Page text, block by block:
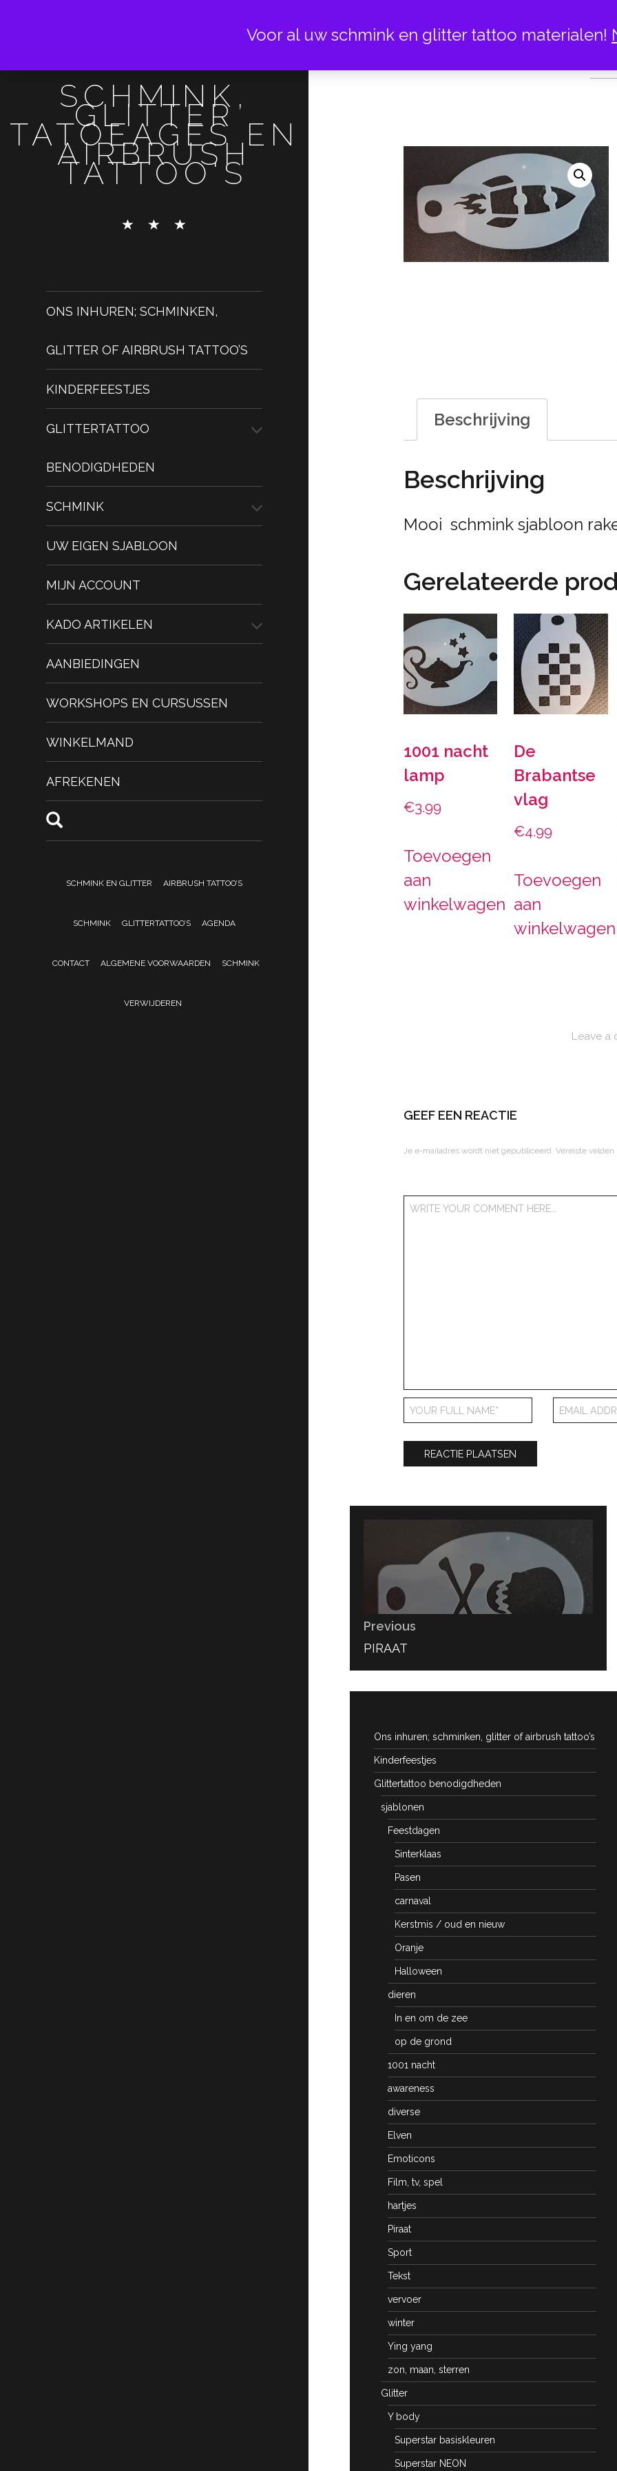
SCHMINK,
GLITTER
TATOEAGES EN
AIRBRUSH
TATTOO'S
ONS INHUREN; SCHMINKEN,
GLITTER OF AIRBRUSH TATTOO’S
KINDERFEESTJES
GLITTERTATTOO
BENODIGDHEDEN
SCHMINK
UW EIGEN SJABLOON
MIJN ACCOUNT
KADO ARTIKELEN
AANBIEDINGEN
WORKSHOPS EN CURSUSSEN
WINKELMAND
AFREKENEN
SCHMINK EN GLITTER AIRBRUSH TATTOO’S
SCHMINK GLITTERTATTOO’S AGENDA
CONTACT ALGEMENE VOORWAARDEN SCHMINK
VERWIJDEREN
Beschrijving
Beschrijving
Mooi schmink sjabloon
Gerelateerde
1001 nacht
lamp
€3.99
Toevoegen
aan
winkelwagen
De
Brabantse
vlag
€4.99
Toevoegen
aan
winkelwagen
Leave a
GEEF EEN REACTIE
Je e-mailadres wordt niet gepubliceerd. Vereiste
Bericht
navigatie
Previous
PREVIOUS
PIRAAT
Ons inhuren; schminken, glitter of airbrush tattoo’s
Kinderfeestjes
Glittertattoo benodigdheden
sjablonen
Feestdagen
Sinterklaas
Pasen
carnaval
Kerstmis / oud en nieuw
Oranje
Halloween
dieren
In en om de zee
op de grond
1001 nacht
awareness
diverse
Elven
Emoticons
Film, tv, spel
hartjes
Piraat
Sport
Tekst
vervoer
winter
Ying yang
zon, maan, sterren
Glitter
Y body
Superstar basiskleuren
Superstar NEON
Voor al uw schmink en glitter tattoo materialen!